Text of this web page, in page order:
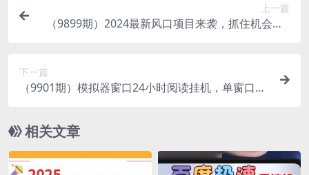
上一篇
（9899期）2024最新风口项目来袭，抓住机会，0
下一篇
（9901期）模拟器窗口24小时阅读挂机，单窗口10
相关文章